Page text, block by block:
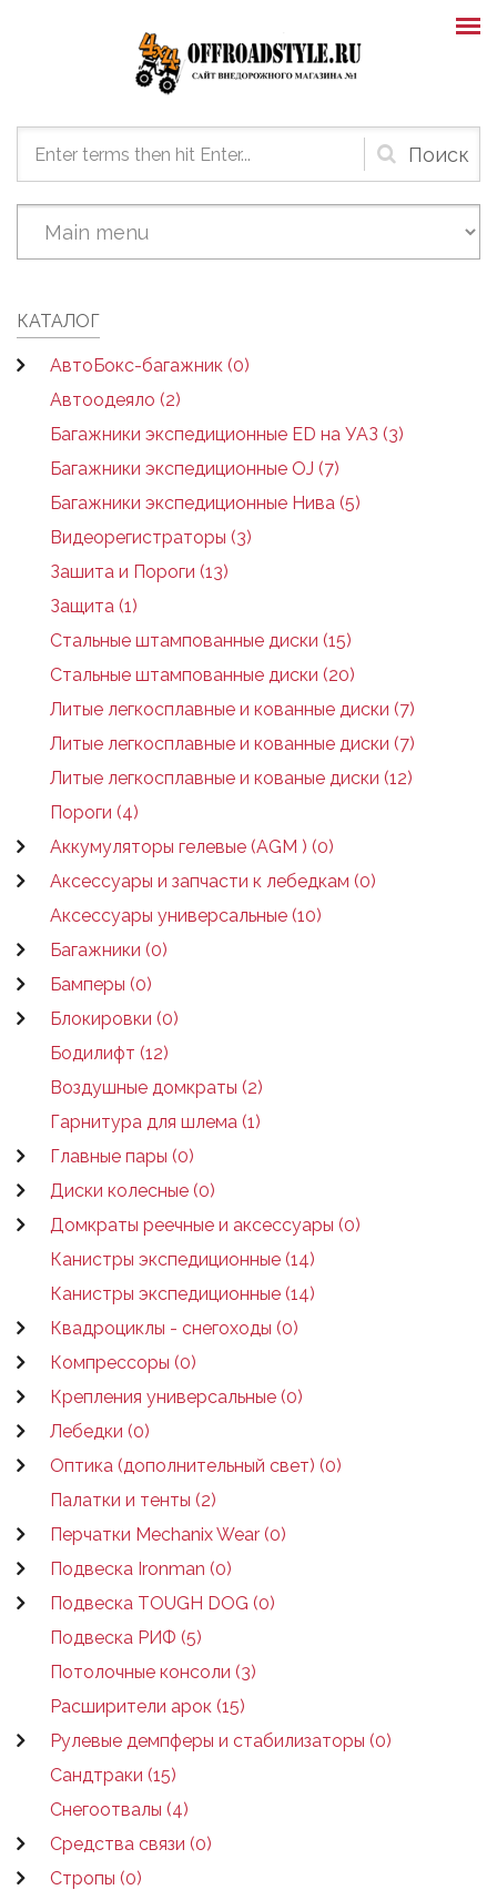
Форма
поиска
КАТАЛОГ
АвтоБокс-багажник (0)
Автоодеяло (2)
Багажники экспедиционные ED на УАЗ (3)
Багажники экспедиционные OJ (7)
Багажники экспедиционные Нива (5)
Видеорегистраторы (3)
Зашита и Пороги (13)
Защита (1)
Стальные штампованные диски (15)
Стальные штампованные диски (20)
Литые легкосплавные и кованные диски (7)
Литые легкосплавные и кованные диски (7)
Литые легкосплавные и кованые диски (12)
Пороги (4)
Аккумуляторы гелевые (AGM ) (0)
Аксессуары и запчасти к лебедкам (0)
Аксессуары универсальные (10)
Багажники (0)
Бамперы (0)
Блокировки (0)
Бодилифт (12)
Воздушные домкраты (2)
Гарнитура для шлема (1)
Главные пары (0)
Диски колесные (0)
Домкраты реечные и аксессуары (0)
Канистры экспедиционные (14)
Канистры экспедиционные (14)
Квадроциклы - снегоходы (0)
Компрессоры (0)
Крепления универсальные (0)
Лебедки (0)
Оптика (дополнительный свет) (0)
Палатки и тенты (2)
Перчатки Mechanix Wear (0)
Подвеска Ironman (0)
Подвеска TOUGH DOG (0)
Подвеска РИФ (5)
Потолочные консоли (3)
Расширители арок (15)
Рулевые демпферы и стабилизаторы (0)
Сандтраки (15)
Снегоотвалы (4)
Средства связи (0)
Стропы (0)